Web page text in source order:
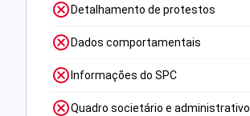
Detalhamento de protestos
Dados comportamentais
Informações do SPC
Quadro societário e administrativo